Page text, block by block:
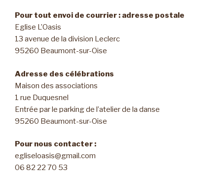
Pour tout envoi de courrier : adresse postale
Eglise L’Oasis
13 avenue de la division Leclerc
95260 Beaumont-sur-Oise
Adresse des célébrations
Maison des associations
1 rue Duquesnel
Entrée par le parking de l’atelier de la danse
95260 Beaumont-sur-Oise
Pour nous contacter :
egliseloasis@gmail.com
06 82 22 70 53